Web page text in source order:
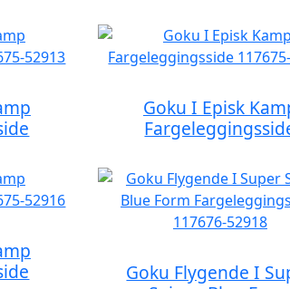
Goku I Episk
Goku Flygende I